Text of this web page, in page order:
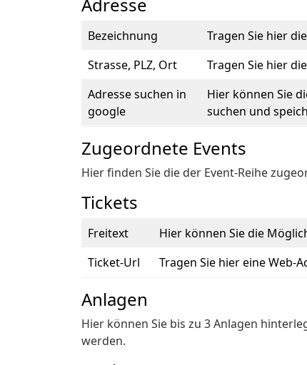
Bezeichnung
Tragen Sie hier
Strasse, PLZ, Ort
Tragen Sie hier
Adresse suchen in
google
Hier können Sie
suchen und
Zugeordnete Events
Hier finden Sie die der Event-Reihe
Tickets
Freitext
Hier können Sie die
Ticket-Url
Tragen Sie hier eine Web-
Anlagen
Hier können Sie bis zu 3 Anlagen
werden.